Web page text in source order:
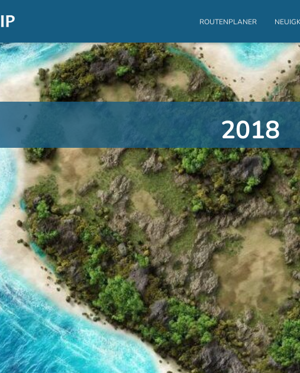
ROUTENPLANER
2018